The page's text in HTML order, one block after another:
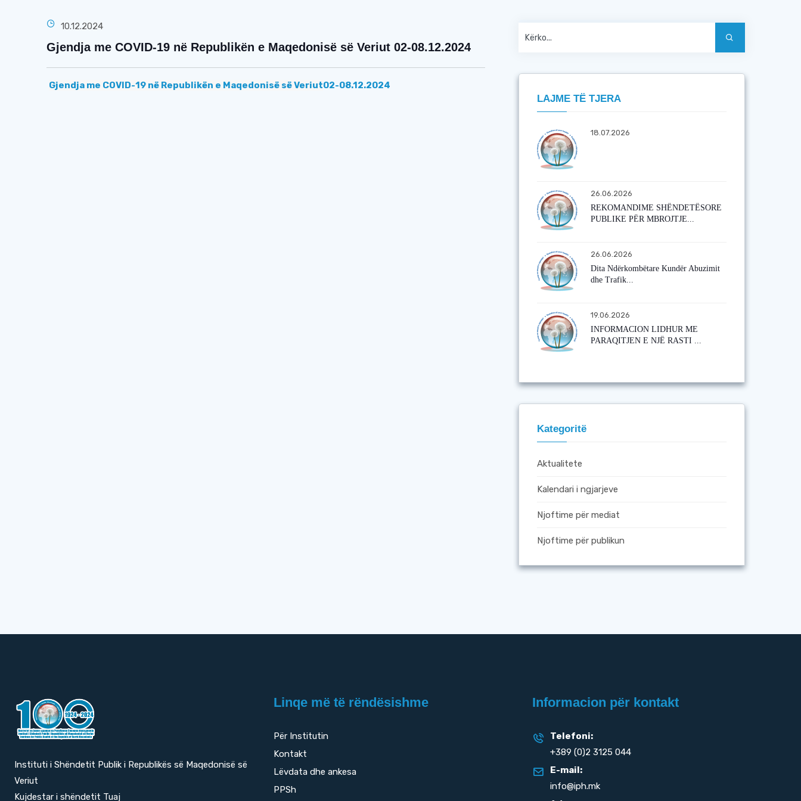
10.12.2024
Gjendja me COVID-19 në Republikën e Maqedonisë së Veriut 02-08.12.2024
Gjendja me COVID-19 në Republikën e Maqedonisë së Veriut02-08.12.2024
LAJME TË TJERA
18.07.2026
26.06.2026
REKOMANDIME SHËNDETËSORE
PUBLIKE PËR MBROJTJE...
26.06.2026
Dita Ndërkombëtare Kundër Abuzimit
dhe Trafik...
19.06.2026
INFORMACION LIDHUR ME
PARAQITJEN E NJË RASTI ...
Kategoritë
Aktualitete
Kalendari i ngjarjeve
Njoftime për mediat
Njoftime për publikun
Instituti i Shëndetit Publik i Republikës së Maqedonisë së
Veriut
Kujdestar i shëndetit Tuaj
Linqe më të rëndësishme
Për Institutin
Kontakt
Lëvdata dhe ankesa
PPSh
Informacion për kontakt
Telefoni:
+389 (0)2 3125 044
E-mail:
info@iph.mk